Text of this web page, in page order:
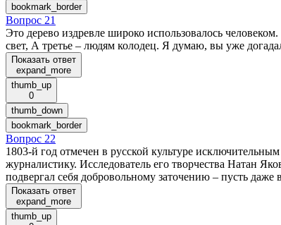
bookmark_border
Вопрос 21
Это дерево издревле широко использовалось
свет, А третье – людям колодец. Я думаю, вы уже
Показать ответ
expand_more
thumb_up
0
thumb_down
bookmark_border
Вопрос 22
1803-й год отмечен в русской культуре
журналистику. Исследователь его творчества Натан
подвергал себя добровольному заточению – пусть
Показать ответ
expand_more
thumb_up